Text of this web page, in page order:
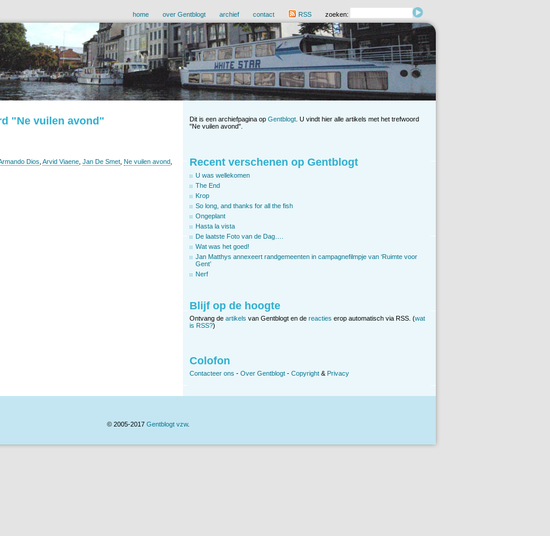
home over Gentblogt archief contact RSS zoeken:
"Ne vuilen avond"
Dios Arvid Viaene Jan De Smet Ne vuilen avond
Dit is een archiefpagina op Gentblogt . U vindt hier alle artikels met het trefwoord
"Ne vuilen avond".
Recent verschenen op Gentblogt
U was wellekomen
The End
Krop
So long, and thanks for all the fish
Ongeplant
Hasta la vista
De laatste Foto van de Dag….
Wat was het goed!
Jan Matthys annexeert randgemeenten in campagnefilmpje van ‘Ruimte voor
Gent’
Nerf
Blijf op de hoogte
Ontvang de artikels van Gentblogt en de reacties erop automatisch via RSS. (wat
is RSS?)
Colofon
Contacteer ons - Over Gentblogt - Copyright & Privacy
© 2005-2017 Gentblogt vzw.